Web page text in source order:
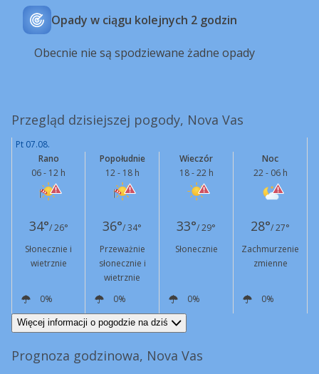
Opady w ciągu kolejnych 2 godzin
Obecnie nie są spodziewane żadne opady
Przegląd dzisiejszej pogody, Nova Vas
Pt 07.08.
Rano
06 - 12 h
Popołudnie
12 - 18 h
Wieczór
18 - 22 h
Noc
22 - 06 h
34°/ 26° 36°/ 34° 33°/ 29° 28°/ 27°
Słonecznie i
wietrznie
Przeważnie
słonecznie i
wietrznie
Słonecznie
Zachmurzenie
zmienne
0% 0% 0%
0%
E
11 km/h
Podmuchy
42 km/h E
14 km/h
Podmuchy
44 km/h
Więcej informacji o pogodzie na dziś
Prognoza godzinowa, Nova Vas